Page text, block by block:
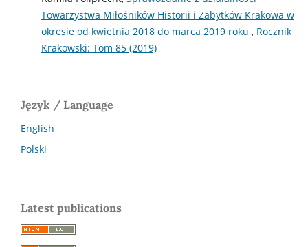
Towarzystwa Miłośników Historii i Zabytków Krakowa w
okresie od kwietnia 2018 do marca 2019 roku , Rocznik
Krakowski: Tom 85 (2019)
Język / Language
English
Polski
Latest publications